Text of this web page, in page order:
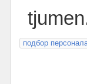
подбор